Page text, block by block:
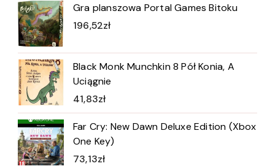
Gra planszowa Portal Games Bitoku
196,52zł
Black Monk Munchkin 8 Pół Konia, A
Uciągnie
41,83zł
Far Cry: New Dawn Deluxe Edition (Xbox
One Key)
73,13zł